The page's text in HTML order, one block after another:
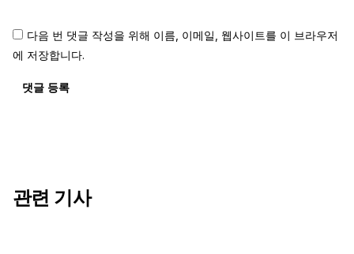
다음 번 댓글 작성을 위해 이름, 이메일, 웹사이트를 이 브라우저
에 저장합니다.
댓글 등록
관련 기사